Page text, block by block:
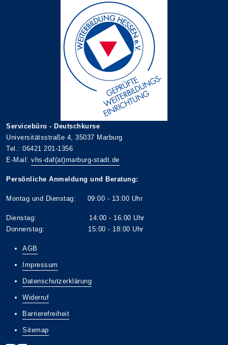
Servicebüro - Deutschkurse
Universitätsstraße 4, 35037 Marburg
Tel.: 06421 201-1356
E-Mail: vhs-daf(at)marburg-stadt.de
Persönliche Anmeldung und Beratung:
Montag und Dienstag: 09:00 - 13:00 Uhr
Dienstag: 14:00 - 16:00 Uhr
Donnerstag: 15:00 - 18:00 Uhr
AGB
Impressum
Datenschutzerklärung
Widerruf
Barrierefreiheit
Sitemap